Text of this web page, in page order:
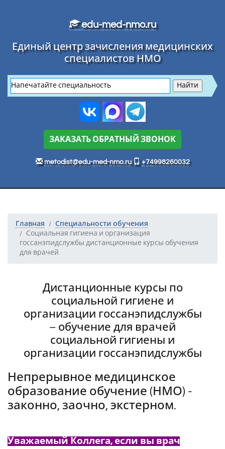
edu-med-nmo.ru
Единый центр зачисления медицинских
специалистов НМО
ЗАКАЗАТЬ ОБРАТНЫЙ ЗВОНОК
metodist@edu-med-nmo.ru +74998260032
Главная
Специальности обучения
Социальная гигиена и организация
госсанэпидслужбы дистанционные курсы обучения
для врачей
Дистанционные курсы по
социальной гигиене и
организации госсанэпидслужбы
– обучение для врачей
социальной гигиены и
организации госсанэпидслужбы
Непрерывное медицинское
образование обучение (НМО) -
законно, заочно, экстерном.
Уважаемый Коллега, если вы врач